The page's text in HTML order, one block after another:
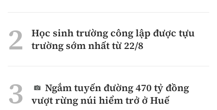
Học sinh trường công lập được tựu
trường sớm nhất từ 22/8
Ngắm tuyến đường 470 tỷ đồng
vượt rừng núi hiểm trở ở Huế